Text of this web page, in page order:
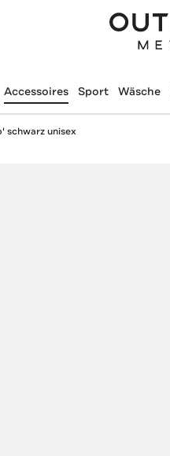
Accessoires Sport Wäsche
schwarz unisex